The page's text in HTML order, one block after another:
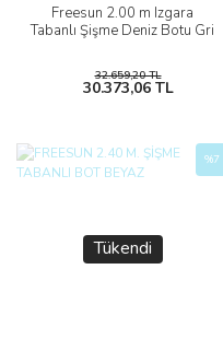
Freesun 2.00 m Izgara
Tabanlı Şişme Deniz Botu Gri
32.659,20 TL
30.373,06 TL
Tükendi
%7